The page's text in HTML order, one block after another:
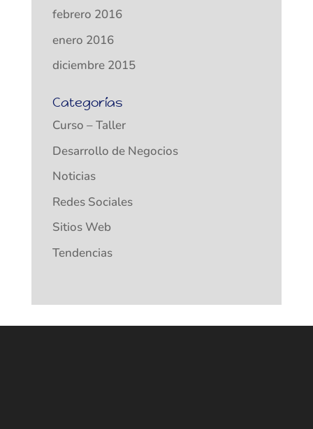
febrero 2016
enero 2016
diciembre 2015
Categorías
Curso – Taller
Desarrollo de Negocios
Noticias
Redes Sociales
Sitios Web
Tendencias